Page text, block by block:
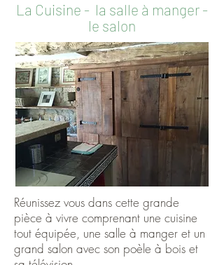
La Cuisine - la salle à manger -
le salon
Réunissez vous dans cette grande
pièce à vivre comprenant une cuisine
tout équipée, une salle à manger et un
grand salon avec son poèle à bois et